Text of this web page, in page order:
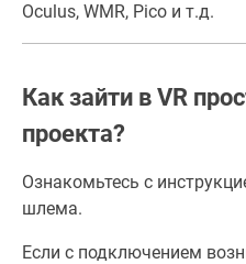
Oculus, WMR, Pico и т.д.
Как зайти в VR
проекта?
Ознакомьтесь с
шлема.
Если с подключением